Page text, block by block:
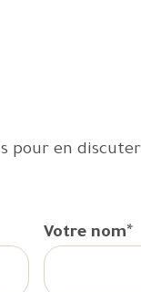
pour en
Votre nom*